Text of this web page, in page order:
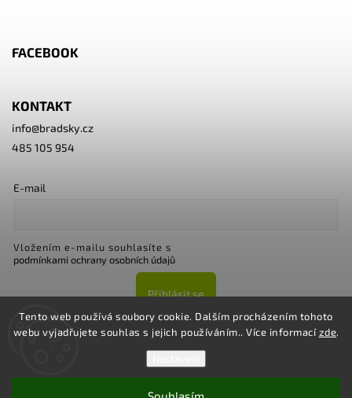
Tento web používá soubory cookie. Dalším procházením tohoto
webu vyjadřujete souhlas s jejich používáním.. Více informacízde.
FACEBOOK
KONTAKT
info@bradsky.cz
485 105 954
E-mail
Vložením e-mailu souhlasíte s
podmínkami ochrany osobních údajů
Přihlásit se